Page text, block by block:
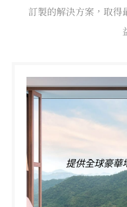
訂製的解決方案，取
提供全球豪華